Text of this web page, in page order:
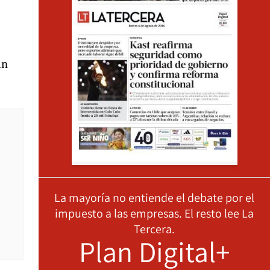
La mayoría no entiende el debate por el
impuesto a las empresas. El resto lee La
Tercera.
Plan Digital+